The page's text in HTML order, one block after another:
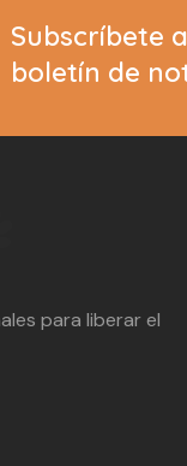
Subscríbete
boletín de
para liberar el